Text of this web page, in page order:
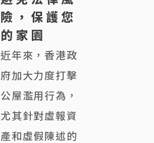
險，保護您
的家園
近年來，香港政
府加大力度打擊
公屋濫用行為，
尤其針對虛報資
產和虛假陳述的